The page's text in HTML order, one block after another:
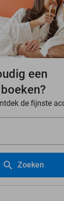
een
de fijnste
Zoeken